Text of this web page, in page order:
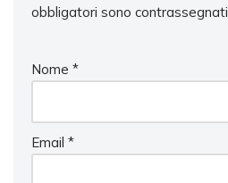
obbligatori sono contrassegnati
Nome *
Email *